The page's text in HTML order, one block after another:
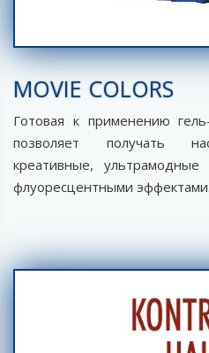
MOVIE COLORS
Готовая к применению
позволяет получать
креативные,
флуоресцентными